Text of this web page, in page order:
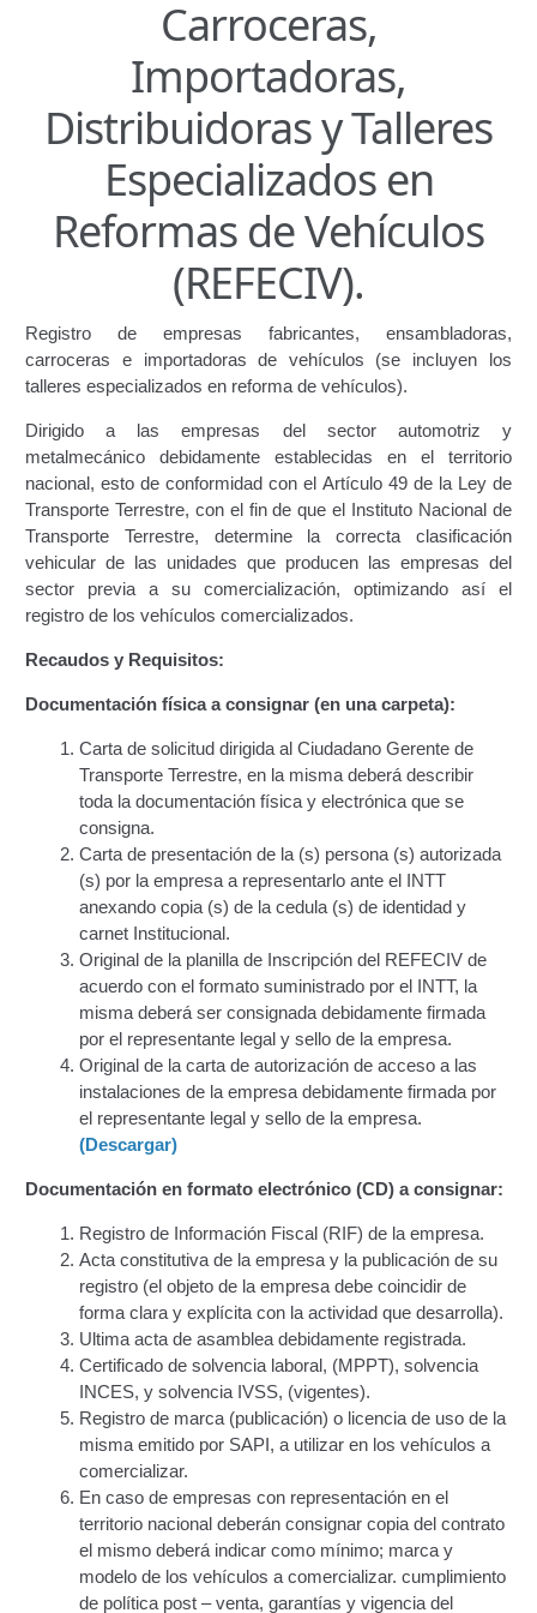
Certificación de Datos para Efectos Consulares con
Apostilla Electrónica
Emisión de Nuevo Certificado de Registro de
Vehículo (Duplicado) Automatizado
Renovación de Licencia para Conducir (Servicio
Automatizado)
Autorización para la circulación de Vehículo Sobre
Biblioteca
Búsqueda Predictiva Woocommerce
Certificación de Datos para Efectos Consulares con
Apostilla Electrónica – Servicio Frecuente
Certificación Provisional de Prestación del Servicio de
Transporte Público de Personas Modalidad Periférico
(RUTAS SUBURBANA O INTERURBANAS) – Servicio
Frecuente
Consultas Privadas
Educación Vial
Escuelas del Transporte e Instructores de Manejo
Estacionamientos registrados ante el INTT
Estructura Organizativa del INTT
Homologación
Autorización de Circulación Para Unidades Que
Transportan Mercancía De Alto Riesgo.
Constancia De Cumplimiento Sobre Homologación
Constancia de cumplimiento sobre la composición
y ubicación Número de Identificación vehicular (NIV).
Homologación de Prototipo Vehicular.
Homologación Vehícular Por Reformas de
Importancia o Cambio de Características (Aplica para
Vehículos de Carga, Transporte de Personas y Gruas).
Registro de Empresas Fabricantes, Ensambladoras,
Carroceras, Importadoras, Distribuidoras y Talleres
Especializados en Reformas de Vehículos (REFECIV).
Junta Directiva
Carroceras,
Importadoras,
Distribuidoras y Talleres
Especializados en
Reformas de Vehículos
(REFECIV).
Registro de empresas fabricantes, ensambladoras,
carroceras e importadoras de vehículos (se incluyen los
talleres especializados en reforma de vehículos).
Dirigido a las empresas del sector automotriz y
metalmecánico debidamente establecidas en el territorio
nacional, esto de conformidad con el Artículo 49 de la Ley de
Transporte Terrestre, con el fin de que el Instituto Nacional de
Transporte Terrestre, determine la correcta clasificación
vehicular de las unidades que producen las empresas del
sector previa a su comercialización, optimizando así el
registro de los vehículos comercializados.
Recaudos y Requisitos:
Documentación física a consignar (en una carpeta):
Carta de solicitud dirigida al Ciudadano Gerente de
Transporte Terrestre, en la misma deberá describir
toda la documentación física y electrónica que se
consigna.
Carta de presentación de la (s) persona (s) autorizada
(s) por la empresa a representarlo ante el INTT
anexando copia (s) de la cedula (s) de identidad y
carnet Institucional.
Original de la planilla de Inscripción del REFECIV de
acuerdo con el formato suministrado por el INTT, la
misma deberá ser consignada debidamente firmada
por el representante legal y sello de la empresa.
Original de la carta de autorización de acceso a las
instalaciones de la empresa debidamente firmada por
el representante legal y sello de la empresa.
(Descargar)
Documentación en formato electrónico (CD) a consignar:
Registro de Información Fiscal (RIF) de la empresa.
Acta constitutiva de la empresa y la publicación de su
registro (el objeto de la empresa debe coincidir de
forma clara y explícita con la actividad que desarrolla).
Ultima acta de asamblea debidamente registrada.
Certificado de solvencia laboral, (MPPT), solvencia
INCES, y solvencia IVSS, (vigentes).
Registro de marca (publicación) o licencia de uso de la
misma emitido por SAPI, a utilizar en los vehículos a
comercializar.
En caso de empresas con representación en el
territorio nacional deberán consignar copia del contrato
el mismo deberá indicar como mínimo; marca y
modelo de los vehículos a comercializar. cumplimiento
de política post – venta, garantías y vigencia del